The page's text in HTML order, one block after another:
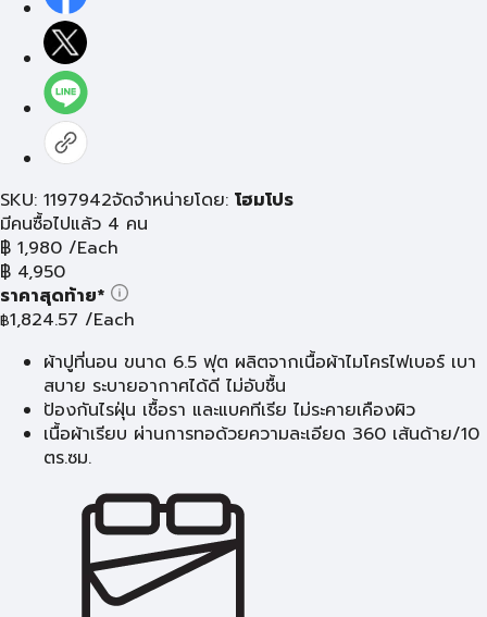
SKU: 1197942จัดจำหน่ายโดย: โฮมโปร
มีคนซื้อไปแล้ว 4 คน
฿ 1,980 /Each
฿ 4,950
ราคาสุดท้าย*
฿1,824.57 /Each
ผ้าปูที่นอน ขนาด 6.5 ฟุต ผลิตจากเนื้อผ้าไมโครไฟเบอร์ เบา
สบาย ระบายอากาศได้ดี ไม่อับชื้น
ป้องกันไรฝุ่น เชื้อรา และแบคทีเรีย ไม่ระคายเคืองผิว
เนื้อผ้าเรียบ ผ่านการทอด้วยความละเอียด 360 เส้นด้าย/10
ตร.ซม.